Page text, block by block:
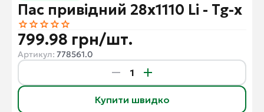
Пас привідний 28x1110 Li - Tg-x
799.98 грн/шт.
Артикул: 778561.0
Купити швидко